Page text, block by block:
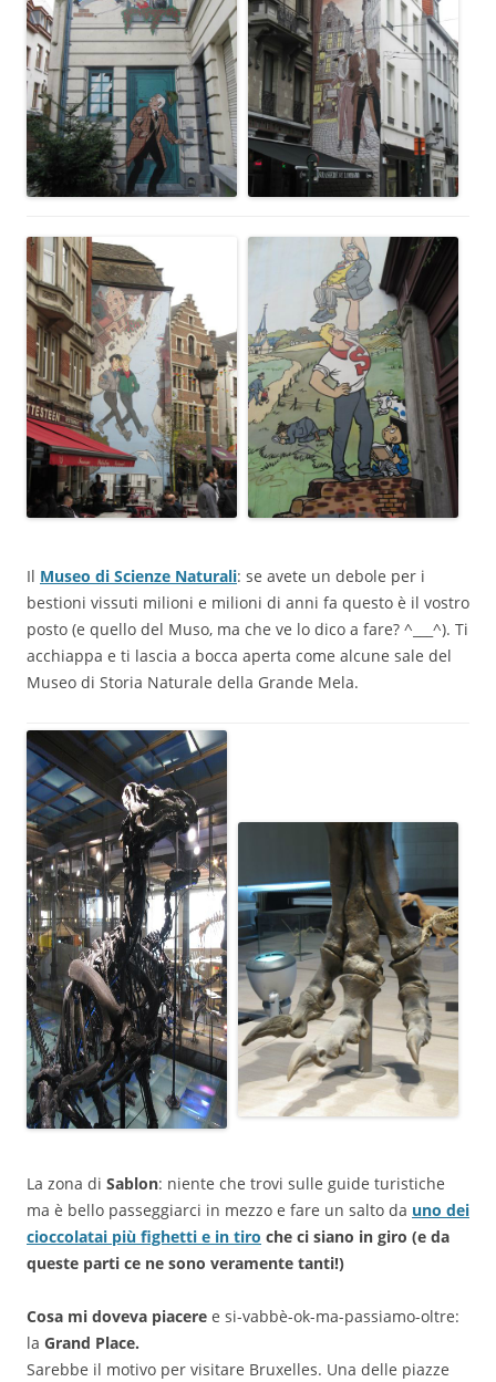
Il Museo di Scienze Naturali: se avete un debole per i
bestioni vissuti milioni e milioni di anni fa questo è il vostro
posto (e quello del Muso, ma che ve lo dico a fare? ^___^). Ti
acchiappa e ti lascia a bocca aperta come alcune sale del
Museo di Storia Naturale della Grande Mela.
La zona di Sablon: niente che trovi sulle guide turistiche
ma è bello passeggiarci in mezzo e fare un salto da uno dei
cioccolatai più fighetti e in tiro che ci siano in giro (e da
queste parti ce ne sono veramente tanti!)
Cosa mi doveva piacere e si-vabbè-ok-ma-passiamo-oltre:
la Grand Place.
Sarebbe il motivo per visitare Bruxelles. Una delle piazze